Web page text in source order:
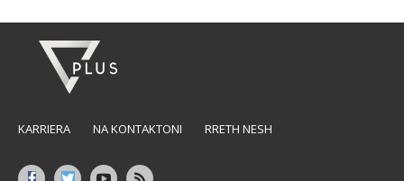
KARRIERA NA KONTAKTONI RRETH NESH